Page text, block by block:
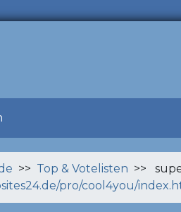
>> Top & Votelisten >>
pro/cool4you/